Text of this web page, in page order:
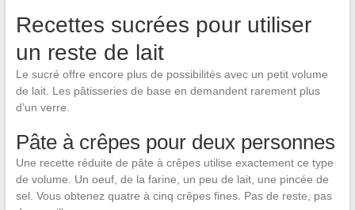
Recettes sucrées pour utiliser
un reste de lait
Le sucré offre encore plus de possibilités avec un petit volume
de lait. Les pâtisseries de base en demandent rarement plus
d’un verre.
Pâte à crêpes pour deux personnes
Une recette réduite de pâte à crêpes utilise exactement ce type
de volume. Un oeuf, de la farine, un peu de lait, une pincée de
sel. Vous obtenez quatre à cinq crêpes fines. Pas de reste, pas